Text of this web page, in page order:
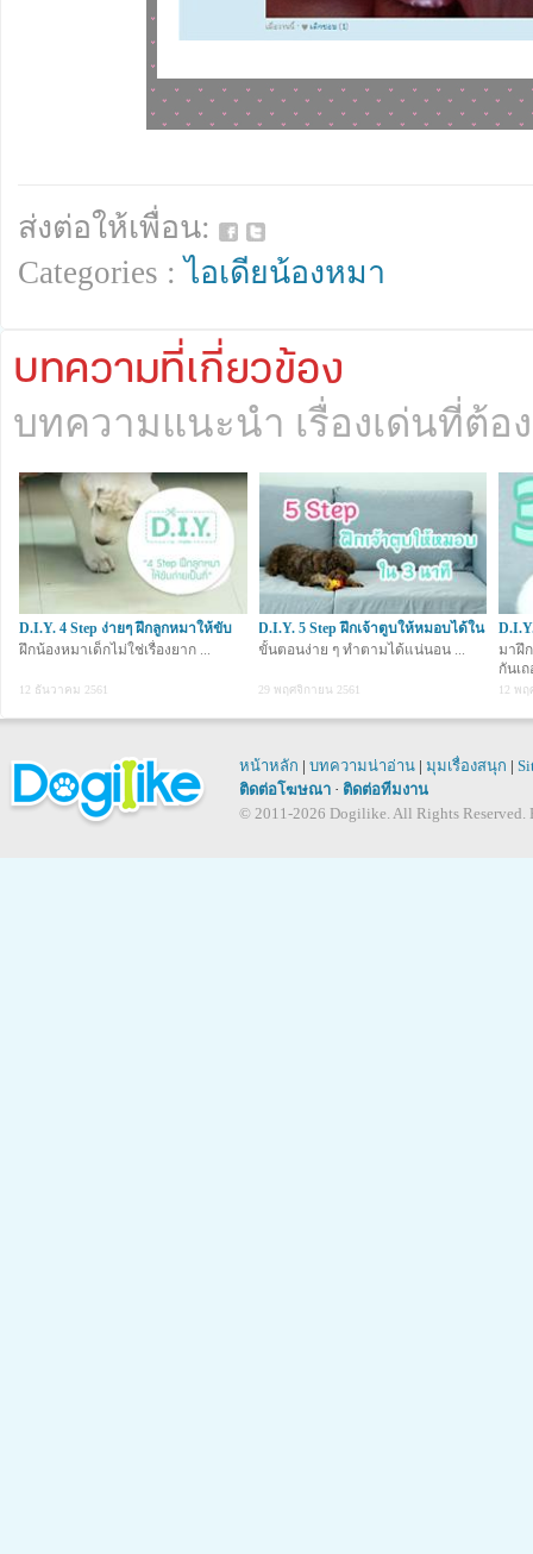
ส่งต่อให้เพื่อน:
Categories :ไอเดียน้องหมา
บทความที่เกี่ยวข้อง
บทความแนะนำ เรื่องเด่นที่ต้อ
D.I.Y. 4 Step ง่ายๆ ฝึกลูกหมาให้ขับ
ถ่ายเ
ฝึกน้องหมาเด็กไม่ใช่เรื่องยาก ...
12 ธันวาคม 2561
D.I.Y. 5 Step ฝึกเจ้าตูบให้หมอบได้ใน
3 น
ขั้นตอนง่าย ๆ ทำตามได้แน่นอน ...
29 พฤศจิกายน 2561
นาที
มาฝึ
กันเถ
12 พฤ
หน้าหลัก | บทความน่าอ่าน | มุมเรื่องสนุก |
ติดต่อโฆษณา · ติดต่อทีมงาน
© 2011-2026 Dogilike. All Rights Reserved.